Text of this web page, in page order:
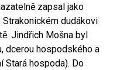
zapsal jako
dudákovi
Jindřich Mošna byl
dcerou hospodského a
Stará hospoda). Do